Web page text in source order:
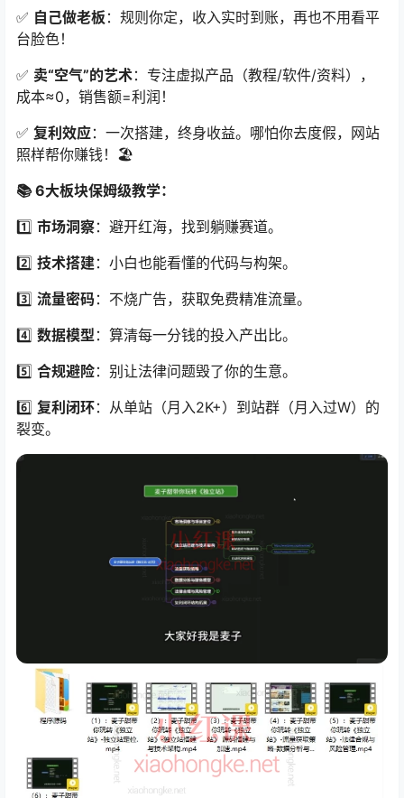
✅ 自己做老板 ：规则你定，收入实时到账，再也不用看平
台脸色！
✅ 卖“空气”的艺术：专注虚拟产品（教程/软件/资料），
成本≈0，销售额=利润！
✅ 复利效应：一次搭建，终身收益。哪怕你去度假，网站
照样帮你赚钱！🏖️
📚 6大板块保姆级教学：
1️⃣ 市场洞察：避开红海，找到躺赚赛道。
2️⃣ 技术搭建：小白也能看懂的代码与构架。
3️⃣ 流量密码：不烧广告，获取免费精准流量。
4️⃣ 数据模型：算清每一分钱的投入产出比。
5️⃣ 合规避险：别让法律问题毁了你的生意。
6️⃣ 复利闭环：从单站（月入2K+）到站群（月入过W）的
裂变。